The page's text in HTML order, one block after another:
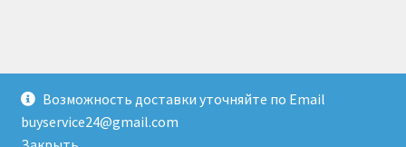
Возможность доставки уточняйте по Email
buyservice24@gmail.com
© Доставка товаров из Гонконга 2026
Создано с помощью WooCommerce